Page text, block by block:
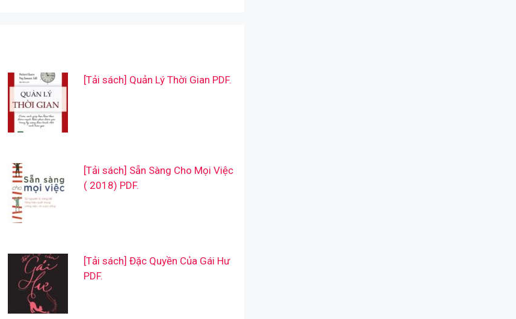
[Tải sách] Quản Lý Thời Gian PDF.
[Tải sách] Sẵn Sàng Cho Mọi Việc
( 2018) PDF.
[Tải sách] Đặc Quyền Của Gái Hư
PDF.